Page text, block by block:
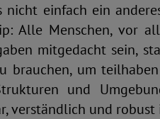
nicht einfach ein
Alle Menschen, vor
mitgedacht sein,
brauchen, um
und
verständlich und robust